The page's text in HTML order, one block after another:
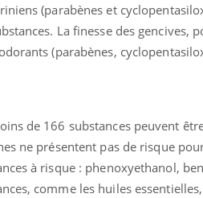
(parabènes et
La finesse des
(parabènes,
de 166 substances peuvent
ne présentent pas de risque
à risque : phenoxyethanol,
comme les huiles